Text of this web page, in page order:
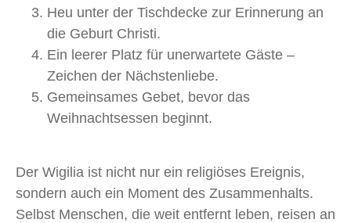
Heu unter der Tischdecke zur Erinnerung an
die Geburt Christi.
Ein leerer Platz für unerwartete Gäste –
Zeichen der Nächstenliebe.
Gemeinsames Gebet, bevor das
Weihnachtsessen beginnt.
Der Wigilia ist nicht nur ein religiöses Ereignis,
sondern auch ein Moment des Zusammenhalts.
Selbst Menschen, die weit entfernt leben, reisen an